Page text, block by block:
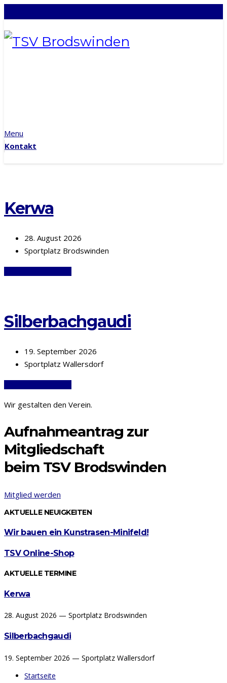
Menu
Kontakt
Kerwa
28. August 2026
Sportplatz Brodswinden
Silberbachgaudi
19. September 2026
Sportplatz Wallersdorf
Wir gestalten den Verein.
Aufnahmeantrag zur
Mitgliedschaft
beim TSV Brodswinden
Mitglied werden
AKTUELLE NEUIGKEITEN
Wir bauen ein Kunstrasen-Minifeld!
TSV Online-Shop
AKTUELLE TERMINE
Kerwa
28. August 2026 — Sportplatz Brodswinden
Silberbachgaudi
19. September 2026 — Sportplatz Wallersdorf
Startseite